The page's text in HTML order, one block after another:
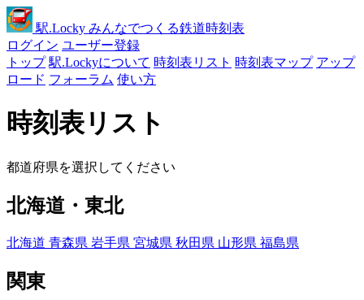
駅.Locky みんなでつくる鉄道時刻表
ログイン ユーザー登録
トップ 駅.Lockyについて 時刻表リスト 時刻表マップ アップ
ロード フォーラム 使い方
時刻表リスト
都道府県を選択してください
北海道・東北
北海道 青森県 岩手県 宮城県 秋田県 山形県 福島県
関東